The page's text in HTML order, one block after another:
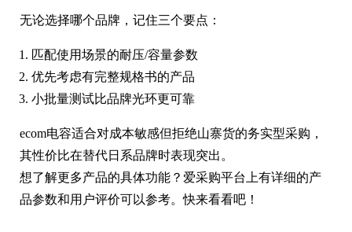
无论选择哪个品牌，记住三个要点：
匹配使用场景的耐压/容量参数
优先考虑有完整规格书的产品
小批量测试比品牌光环更可靠
ecom电容适合对成本敏感但拒绝山寨货的务实型采购，
其性价比在替代日系品牌时表现突出。
想了解更多产品的具体功能？爱采购平台上有详细的产
品参数和用户评价可以参考。快来看看吧！